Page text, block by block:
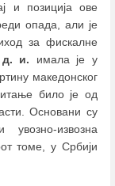
и позиција ове
опада, али је
за фискалне
д. и. имала је у
македонског
било је од
Основани су
увозно-извозна
томе, у Србији